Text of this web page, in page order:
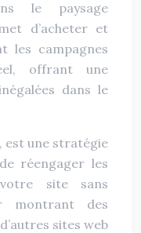
le paysage
d’acheter et
les campagnes
offrant une
dans le
est une stratégie
réengager les
site sans
montrant des
sites web